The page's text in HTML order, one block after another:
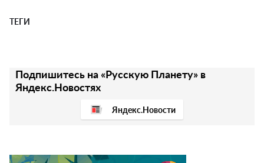
ТЕГИ
Подпишитесь на «Русскую Планету» в
Яндекс.Новостях
Яндекс.Новости